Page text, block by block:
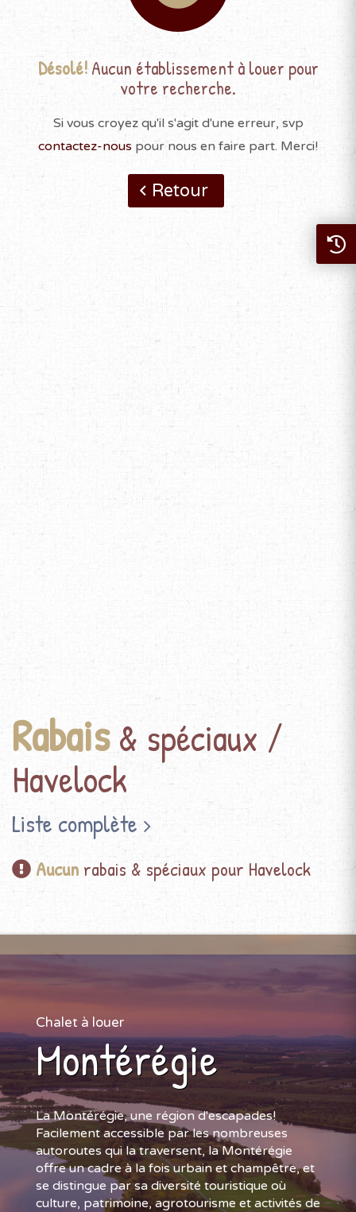
Désolé!Aucun établissement à louer pour
votre recherche.
Si vous croyez qu'il s'agit d'une erreur, svp
contactez-nous pour nous en faire part. Merci!
Retour
Rabais& spéciaux /
Havelock
Liste complète
Aucun rabais & spéciaux pour Havelock
Chalet à louer
Montérégie
La Montérégie, une région d'escapades!
Facilement accessible par les nombreuses
autoroutes qui la traversent, la Montérégie
offre un cadre à la fois urbain et champêtre, et
se distingue par sa diversité touristique où
culture, patrimoine, agrotourisme et activités de